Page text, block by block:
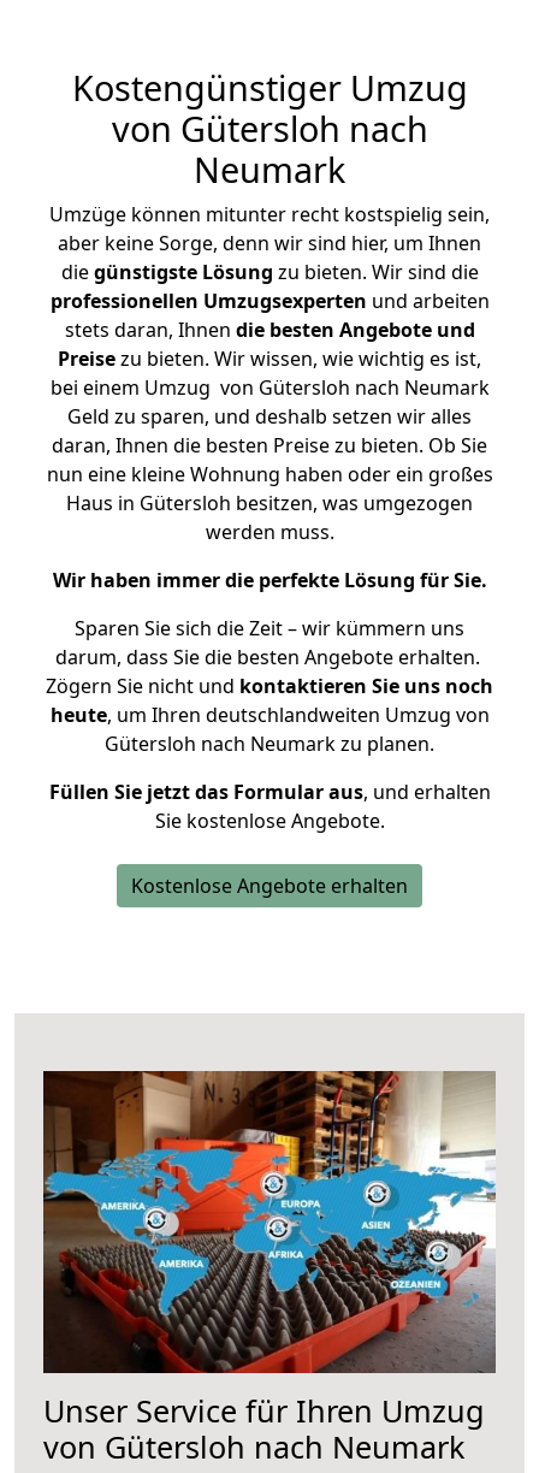
Kostengünstiger Umzug
von Gütersloh nach
Neumark
Umzüge können mitunter recht kostspielig sein,
aber keine Sorge, denn wir sind hier, um Ihnen
diegünstigste Lösung zu bieten. Wir sind die
professionellen Umzugsexperten und arbeiten
stets daran, Ihnen die besten Angebote und
Preisezu bieten. Wir wissen, wie wichtig es ist,
bei einem Umzug von Gütersloh nach Neumark
Geld zu sparen, und deshalb setzen wir alles
daran, Ihnen die besten Preise zu bieten. Ob Sie
nun eine kleine Wohnung haben oder ein großes
Haus in Gütersloh besitzen, was umgezogen
werden muss.
Wir haben immer die perfekte Lösung für Sie.
Sparen Sie sich die Zeit – wir kümmern uns
darum, dass Sie die besten Angebote erhalten.
Zögern Sie nicht und kontaktieren Sie uns noch
heute, um Ihren deutschlandweiten Umzug von
Gütersloh nach Neumark zu planen.
Füllen Sie jetzt das Formular aus, und erhalten
Sie kostenlose Angebote.
Kostenlose Angebote erhalten
Unser Service für Ihren Umzug
von Gütersloh nach Neumark